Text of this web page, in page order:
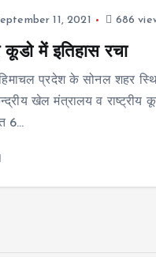
11, 2021 686
कूडो में इतिहास रचा
प्रदेश के सोनल शहर
खेल मंत्रालय व
6…